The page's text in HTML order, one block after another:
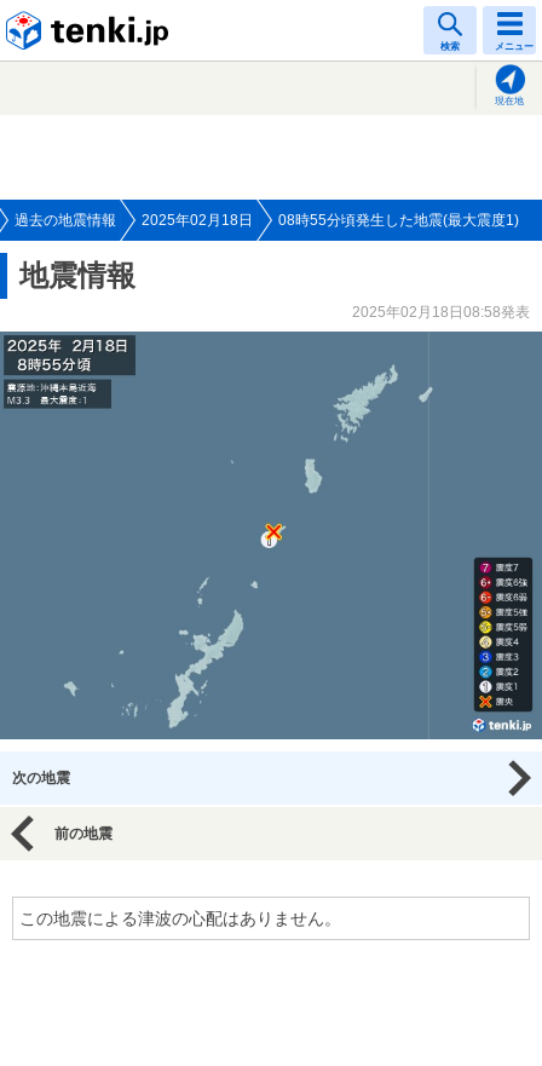
検索 メニュー
現在地
過去の地震情報 2025年02月18日 08時55分頃発生した地震(最大震度1)
地震情報
2025年02月18日08:58発表
次の地震
前の地震
この地震による津波の心配はありません。